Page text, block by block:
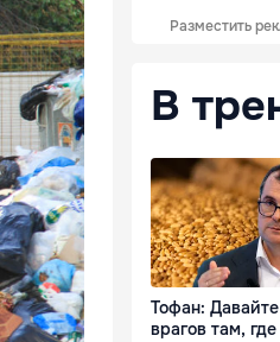
Разместить
В
Тофан:
врагов там,